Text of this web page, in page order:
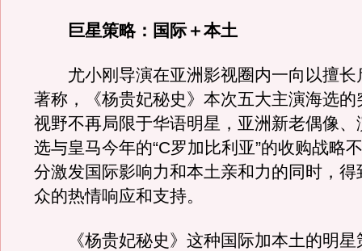
巨星策略：国际＋本土
尤小刚导演在亚洲影视圈内一向以擅长
著称，《杨贵妃秘史》本次五大主演海选的
视野不再局限于华语明星，亚洲新老偶像、
选与皇马今年的“C罗加比利亚”的收购战略
分激发国际影响力和本土亲和力的同时，得
众的热情响应和支持。
《杨贵妃秘史》这种国际加本土的明星